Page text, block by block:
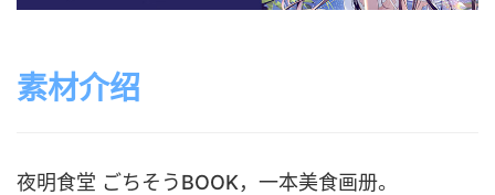
素材介绍
夜明食堂 ごちそうBOOK，一本美食画册。